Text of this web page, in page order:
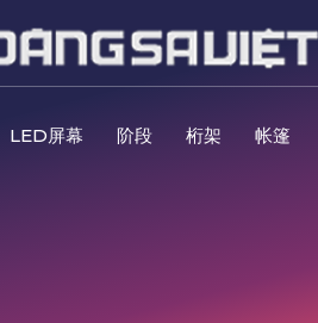
LED屏幕 阶段 桁架 帐篷